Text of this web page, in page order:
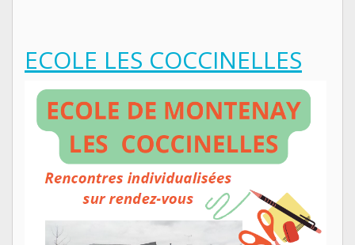
ECOLE LES COCCINELLES